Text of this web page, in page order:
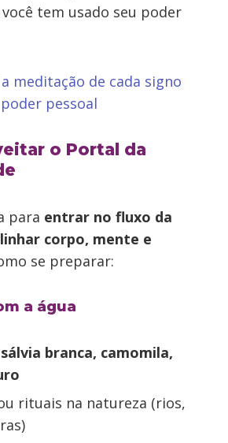
tem usado seu poder
meditação de cada signo
pessoal
o Portal da
para entrar no fluxo da
corpo, mente e
se preparar:
a água
sálvia branca, camomila,
rituais na natureza (rios,